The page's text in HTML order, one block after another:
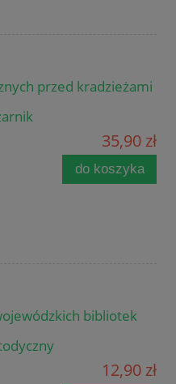
przed kradzieżami
35,90 zł
do koszyka
bibliotek
12,90 zł